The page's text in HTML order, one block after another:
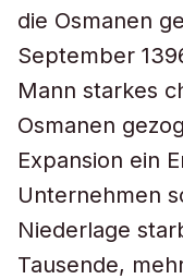
die Osmanen
September
Mann starkes
Osmanen
Expansion ein
Unternehmen
Niederlage
Tausende,